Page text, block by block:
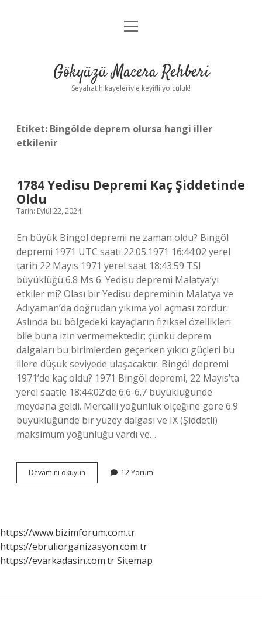
Anasayfa
Yasal Uyarı
menüyü
Gökyüzü Macera Rehberi
Seyahat hikayeleriyle keyifli yolculuk!
Etiket: Bingölde deprem olursa hangi iller
etkilenir
1784 Yedisu Depremi Kaç Şiddetinde
Oldu
Tarih: Eylül 22, 2024
En büyük Bingöl depremi ne zaman oldu? Bingöl
depremi 1971 UTC saati 22.05.1971 16:44:02 yerel
tarih 22 Mayıs 1971 yerel saat 18:43:59 TSI
büyüklüğü 6.8 Ms 6. Yedisu depremi Malatya’yı
etkiler mi? Olası bir Yedisu depreminin Malatya ve
Adıyaman’da doğrudan yıkıma yol açması zordur.
Aslında bu bölgedeki kayaçların fiziksel özellikleri
bile buna izin vermemektedir; çünkü deprem
dalgaları bu birimlerden geçerken yıkıcı güçleri bu
illere düşük seviyede ulaşacaktır. Bingöl depremi
1971’de kaç oldu? 1971 Bingöl depremi, 22 Mayıs’ta
yerel saatle 18:44:02’de 6.6-6.7 büyüklüğünde
meydana geldi. Mercalli yoğunluk ölçeğine göre 6.9
büyüklüğünde bir yüzey dalgası ve IX (Şiddetli)
maksimum yoğunluğu vardı ve…
Devamını okuyun
Yedisu
12 Yorum
https://www.bizimforum.com.tr
https://ebruliorganizasyon.com.tr
https://evarkadasin.com.trSitemap